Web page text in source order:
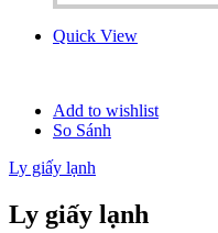
Quick View
Add to wishlist
So Sánh
Ly giấy lạnh
Ly giấy lạnh